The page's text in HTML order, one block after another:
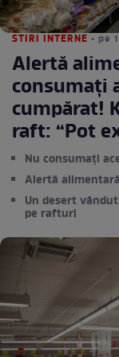
STIRI INTERNE • pe
Alertă
consumați
cumpărat!
raft: “Pot
Nu consumați
Alertă
Un desert
pe rafturi